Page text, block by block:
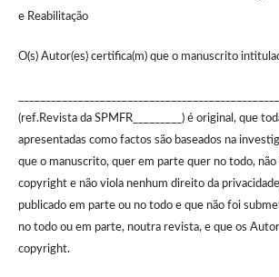
e Reabilitação
O(s) Autor(es) certifica(m) que o manuscrito
(ref.Revista da SPMFR_________) é original, que
apresentadas como factos são baseados na
que o manuscrito, quer em parte quer no todo,
copyright e não viola nenhum direito da
publicado em parte ou no todo e que não foi
no todo ou em parte, noutra revista, e que os
copyright.